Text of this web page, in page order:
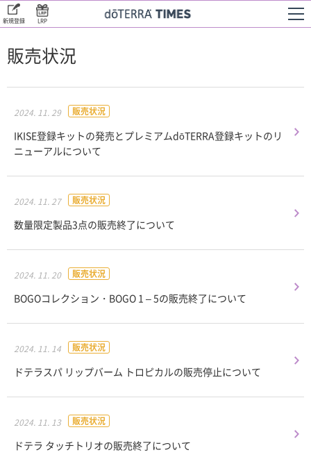
LRP
新規登録
販売状況
2024. 11. 29 販売状況
IKISE登録キットの発売とプレミアムdōTERRA登録キットのリ
ニューアルについて
2024. 11. 27 販売状況
数量限定製品3点の販売終了について
2024. 11. 20 販売状況
BOGOコレクション・BOGO 1 – 5の販売終了について
2024. 11. 14 販売状況
ドテラスパ リップバーム トロピカルの販売停止について
2024. 11. 13 販売状況
ドテラ タッチトリオの販売終了について